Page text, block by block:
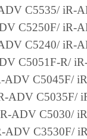
OR
THAT
WILL
THE
C5535/ iR-
C5250F/ iR-
C5240/ iR-
C5051F-R/
ADV C5045F/
ADV C5035F/
ADV C5030/
ADV C3530F/